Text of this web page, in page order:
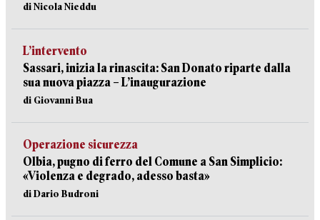
di Nicola Nieddu
L’intervento
Sassari, inizia la rinascita: San Donato riparte dalla
sua nuova piazza – L’inaugurazione
di Giovanni Bua
Operazione sicurezza
Olbia, pugno di ferro del Comune a San Simplicio:
«Violenza e degrado, adesso basta»
di Dario Budroni